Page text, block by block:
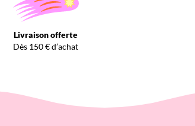
Livraison offerte
Dès 150 € d’achat